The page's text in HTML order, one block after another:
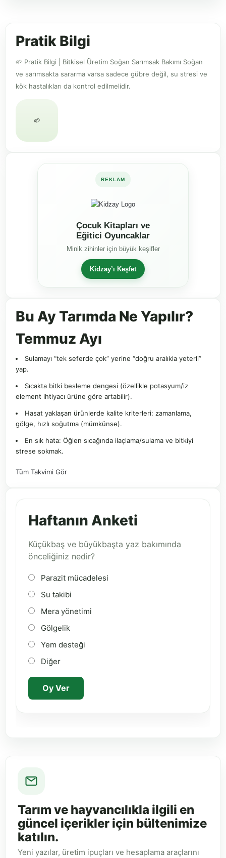
Pratik Bilgi
🌱 Pratik Bilgi | Bitkisel Üretim Soğan Sarımsak Bakımı Soğan
ve sarımsakta sararma varsa sadece gübre değil, su stresi ve
kök hastalıkları da kontrol edilmelidir.
🌱
REKLAM
Çocuk Kitapları ve
Eğitici Oyuncaklar
Minik zihinler için büyük keşifler
Kidzay’ı Keşfet
Bu Ay Tarımda Ne Yapılır?
Temmuz Ayı
Sulamayı “tek seferde çok” yerine “doğru aralıkla yeterli”
yap.
Sıcakta bitki besleme dengesi (özellikle potasyum/iz
element ihtiyacı ürüne göre artabilir).
Hasat yaklaşan ürünlerde kalite kriterleri: zamanlama,
gölge, hızlı soğutma (mümkünse).
En sık hata: Öğlen sıcağında ilaçlama/sulama ve bitkiyi
strese sokmak.
Tüm Takvimi Gör
Haftanın Anketi
Küçükbaş ve büyükbaşta yaz bakımında
önceliğiniz nedir?
Parazit mücadelesi
Su takibi
Mera yönetimi
Gölgelik
Yem desteği
Diğer
Oy Ver
Tarım ve hayvancılıkla ilgili en
güncel içerikler için bültenimize
katılın.
Yeni yazılar, üretim ipuçları ve hesaplama araçlarını